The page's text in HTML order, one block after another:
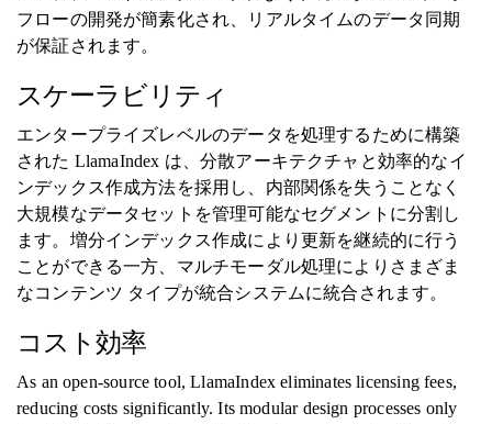
フローの開発が簡素化され、リアルタイムのデータ同期
が保証されます。
スケーラビリティ
エンタープライズレベルのデータを処理するために構築
された LlamaIndex は、分散アーキテクチャと効率的なイ
ンデックス作成方法を採用し、内部関係を失うことなく
大規模なデータセットを管理可能なセグメントに分割し
ます。増分インデックス作成により更新を継続的に行う
ことができる一方、マルチモーダル処理によりさまざま
なコンテンツ タイプが統合システムに統合されます。
コスト効率
As an open-source tool, LlamaIndex eliminates licensing fees,
reducing costs significantly. Its modular design processes only